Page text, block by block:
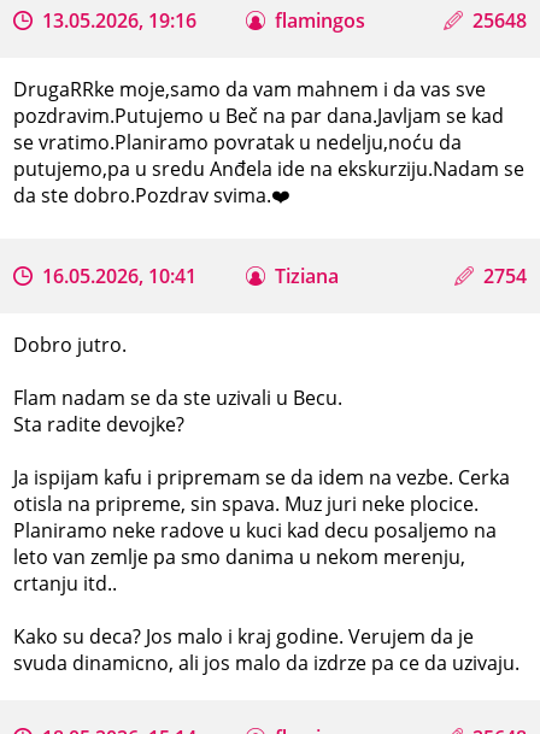
13.05.2026, 19:16 flamingos 25648
DrugaRRke moje,samo da vam mahnem i da vas sve
pozdravim.Putujemo u Beč na par dana.Javljam se kad
se vratimo.Planiramo povratak u nedelju,noću da
putujemo,pa u sredu Anđela ide na ekskurziju.Nadam se
da ste dobro.Pozdrav svima.❤️
16.05.2026, 10:41 Tiziana 2754
Dobro jutro.
Flam nadam se da ste uzivali u Becu.
Sta radite devojke?
Ja ispijam kafu i pripremam se da idem na vezbe. Cerka
otisla na pripreme, sin spava. Muz juri neke plocice.
Planiramo neke radove u kuci kad decu posaljemo na
leto van zemlje pa smo danima u nekom merenju,
crtanju itd..
Kako su deca? Jos malo i kraj godine. Verujem da je
svuda dinamicno, ali jos malo da izdrze pa ce da uzivaju.